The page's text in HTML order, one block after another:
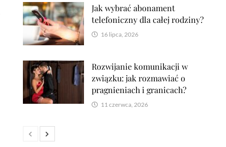
Jak wybrać abonament
telefoniczny dla całej rodziny?
16 lipca, 2026
Rozwijanie komunikacji w
związku: jak rozmawiać o
pragnieniach i granicach?
11 czerwca, 2026